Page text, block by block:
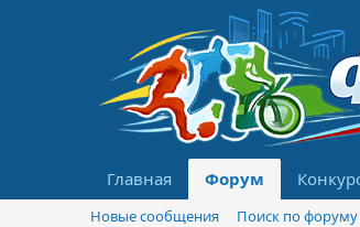
Главная Форум
Новые сообщения
Поиск по форуму